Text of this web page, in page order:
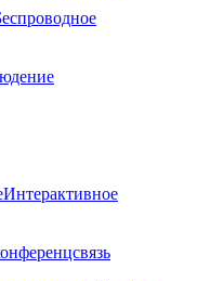
Интерактивное